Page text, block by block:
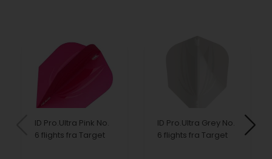
ID Pro.Ultra Pink No.
6 flights fra Target
ID Pro.Ultra Grey No.
6 flights fra Target